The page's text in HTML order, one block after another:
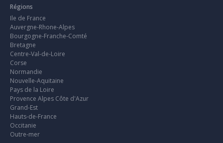
Régions
Ile de France
Auvergne-Rhone-Alpes
Bourgogne-Franche-Comté
Bretagne
Centre-Val-de-Loire
Corse
Normandie
Nouvelle-Aquitaine
Pays de la Loire
Provence Alpes Côte d'Azur
Grand-Est
Hauts-de-France
Occitanie
Outre-mer